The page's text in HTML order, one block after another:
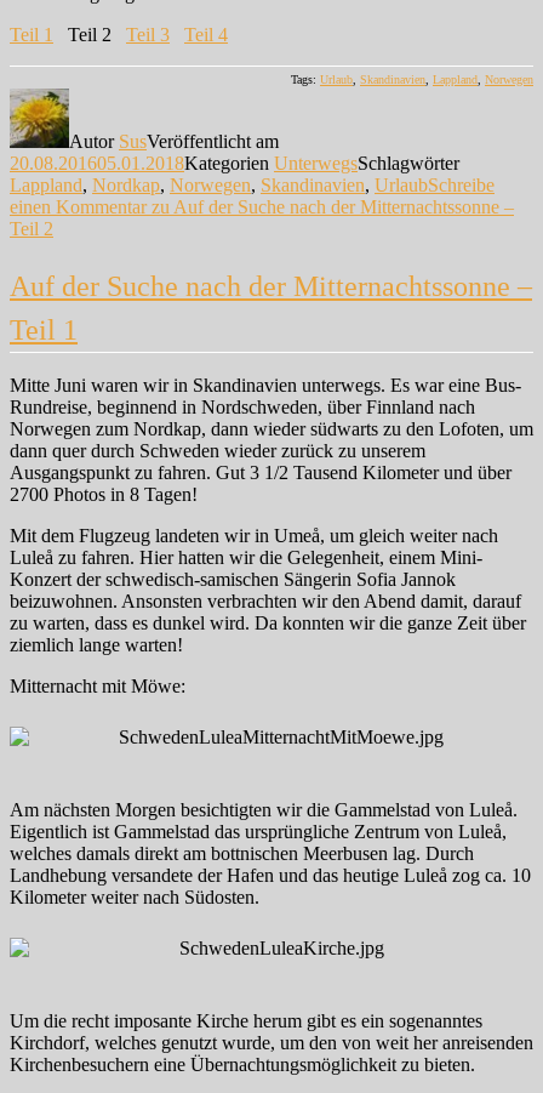
Teil 1
Teil 2 Teil 3 Teil 4
Tags: Urlaub Skandinavien Lappland Norwegen
Autor SusVeröffentlicht am
20.08.201605.01.2018Kategorien UnterwegsSchlagwörter
Lappland, Nordkap, Norwegen, Skandinavien, UrlaubSchreibe
einen Kommentarzu Auf der Suche nach der Mitternachtssonne –
Teil 2
Auf der Suche nach der Mitternachtssonne –
Teil 1
Mitte Juni waren wir in Skandinavien unterwegs. Es war eine Bus-
Rundreise, beginnend in Nordschweden, über Finnland nach
Norwegen zum Nordkap, dann wieder südwarts zu den Lofoten, um
dann quer durch Schweden wieder zurück zu unserem
Ausgangspunkt zu fahren. Gut 3 1/2 Tausend Kilometer und über
2700 Photos in 8 Tagen!
Mit dem Flugzeug landeten wir in Umeå, um gleich weiter nach
Luleå zu fahren. Hier hatten wir die Gelegenheit, einem Mini-
Konzert der schwedisch-samischen Sängerin Sofia Jannok
beizuwohnen. Ansonsten verbrachten wir den Abend damit, darauf
zu warten, dass es dunkel wird. Da konnten wir die ganze Zeit über
ziemlich lange warten!
Mitternacht mit Möwe:
Am nächsten Morgen besichtigten wir die Gammelstad von Luleå.
Eigentlich ist Gammelstad das ursprüngliche Zentrum von Luleå,
welches damals direkt am bottnischen Meerbusen lag. Durch
Landhebung versandete der Hafen und das heutige Luleå zog ca. 10
Kilometer weiter nach Südosten.
Um die recht imposante Kirche herum gibt es ein sogenanntes
Kirchdorf, welches genutzt wurde, um den von weit her anreisenden
Kirchenbesuchern eine Übernachtungsmöglichkeit zu bieten.